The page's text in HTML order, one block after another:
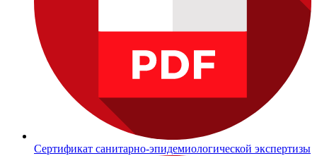
Сертификат санитарно-эпидемиологической экспертизы